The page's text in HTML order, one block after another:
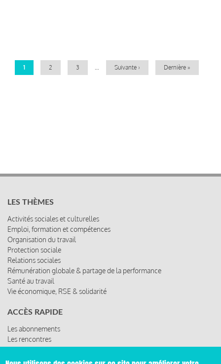
Page
1 Page
2 Page
3
Page
Suivante ›
Dernière
Dernière »
LES THÈMES
Activités sociales et culturelles
Emploi, formation et compétences
Organisation du travail
Protection sociale
Relations sociales
Rémunération globale & partage de la performance
Santé au travail
Vie économique, RSE & solidarité
ACCÈS RAPIDE
Les abonnements
Les rencontres
Les ressources